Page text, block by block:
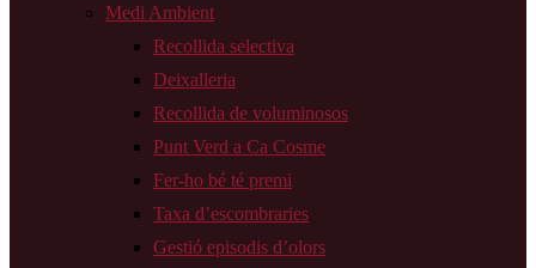
Medi Ambient
Recollida selectiva
Deixalleria
Recollida de voluminosos
Punt Verd a Ca Cosme
Fer-ho bé té premi
Taxa d’escombraries
Gestió episodis d’olors